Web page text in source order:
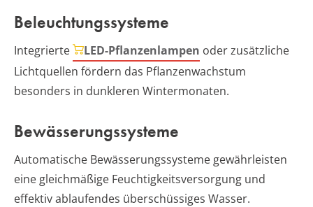
Beleuchtungssysteme
Integrierte LED-Pflanzenlampen oder zusätzliche
Lichtquellen fördern das Pflanzenwachstum
besonders in dunkleren Wintermonaten.
Bewässerungssysteme
Automatische Bewässerungssysteme gewährleisten
eine gleichmäßige Feuchtigkeitsversorgung und
effektiv ablaufendes überschüssiges Wasser.